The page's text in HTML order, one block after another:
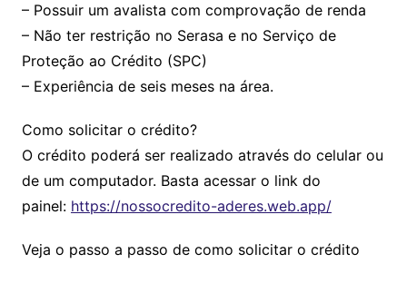
– Possuir um avalista com comprovação de renda
– Não ter restrição no Serasa e no Serviço de
Proteção ao Crédito (SPC)
– Experiência de seis meses na área.
Como solicitar o crédito?
O crédito poderá ser realizado através do celular ou
de um computador. Basta acessar o link do
painel: https://nossocredito-aderes.web.app/
Veja o passo a passo de como solicitar o crédito